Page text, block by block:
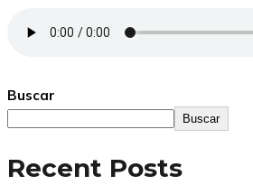
Buscar
Buscar
Recent Posts